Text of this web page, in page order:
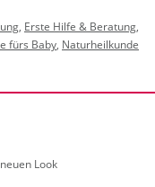
, Erste Hilfe & Beratung,
fürs Baby, Naturheilkunde
Look